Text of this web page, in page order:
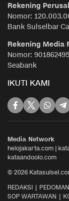
Rekening
Nomor:
Bank Sulselbar
Rekening Media
Nomor:
Seabank
IKUTI KAMI
Media Network
helojakarta.com |
kataandoolo.com
© 2026
REDAKSI
SOP WARTAWAN